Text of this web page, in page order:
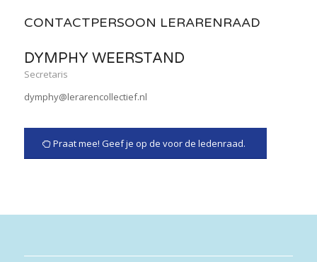
CONTACTPERSOON LERARENRAAD
DYMPHY WEERSTAND
Secretaris
dymphy@lerarencollectief.nl
Praat mee! Geef je op de voor de ledenraad.